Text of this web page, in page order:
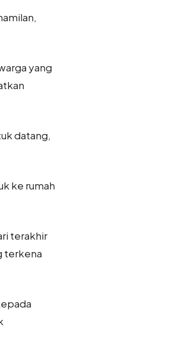
yang
datang,
ke rumah
terakhir
terkena